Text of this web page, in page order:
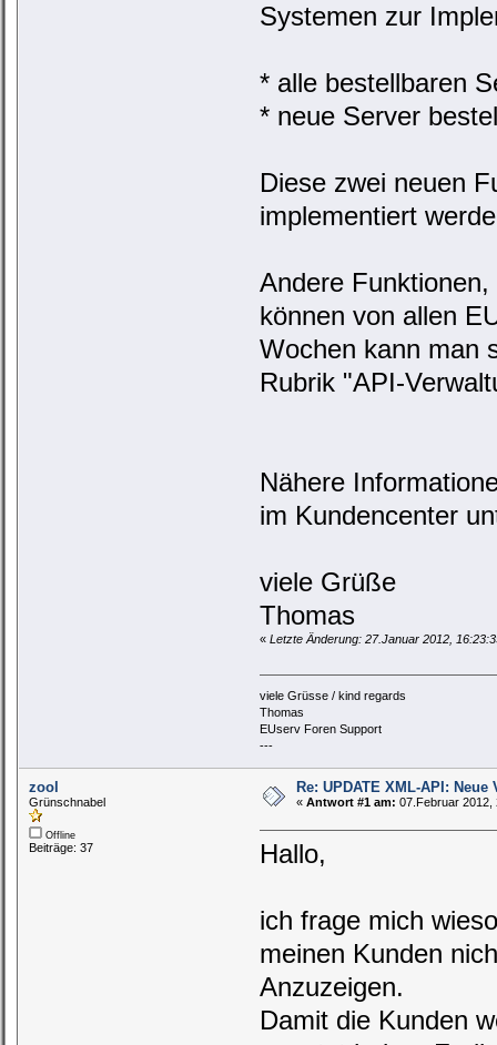
Systemen zur
* alle bestellbaren
* neue Server
Diese zwei neuen
implementiert
Andere
können von allen
Wochen kann man
Rubrik "API-
Nähere
im Kundencenter
viele Grüße
Thomas
«Letzte Änderung: 27.Januar 2012,
viele Grüsse / kind regards
Thomas
EUserv Foren Support
---
zool
Grünschnabel
Offline
Beiträge: 37
Re: UPDATE XML-API: Neue
« Antwort #1 am: 07.Februar 2012,
Hallo,
ich frage mich
meinen Kunden
Anzuzeigen.
Damit die Kunden